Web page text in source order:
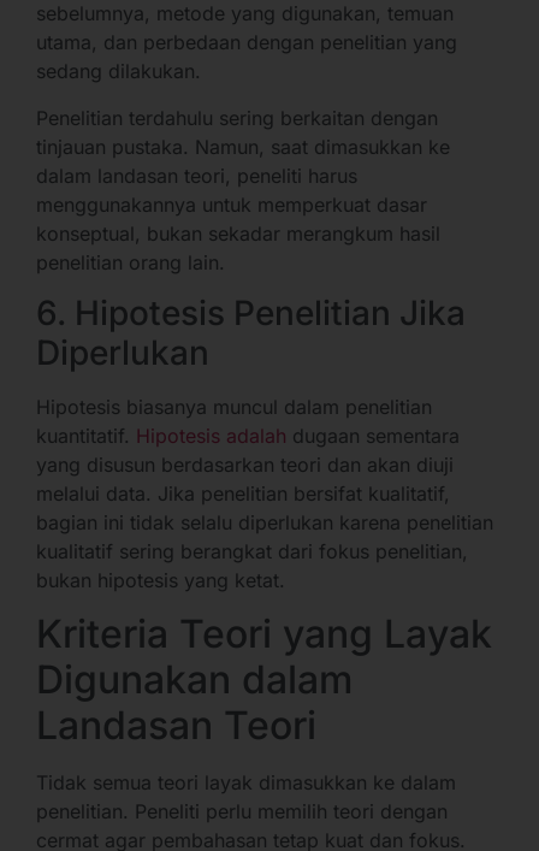
sebelumnya, metode yang digunakan, temuan
utama, dan perbedaan dengan penelitian yang
sedang dilakukan.
Penelitian terdahulu sering berkaitan dengan
tinjauan pustaka. Namun, saat dimasukkan ke
dalam landasan teori, peneliti harus
menggunakannya untuk memperkuat dasar
konseptual, bukan sekadar merangkum hasil
penelitian orang lain.
6. Hipotesis Penelitian Jika
Diperlukan
Hipotesis biasanya muncul dalam penelitian
kuantitatif. Hipotesis adalah dugaan sementara
yang disusun berdasarkan teori dan akan diuji
melalui data. Jika penelitian bersifat kualitatif,
bagian ini tidak selalu diperlukan karena penelitian
kualitatif sering berangkat dari fokus penelitian,
bukan hipotesis yang ketat.
Kriteria Teori yang Layak
Digunakan dalam
Landasan Teori
Tidak semua teori layak dimasukkan ke dalam
penelitian. Peneliti perlu memilih teori dengan
cermat agar pembahasan tetap kuat dan fokus.